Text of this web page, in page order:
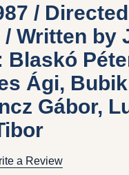
/
Written by
Blaskó
Ági,
Gábor,
a Review